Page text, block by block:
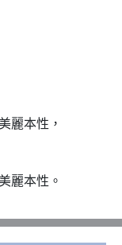
麗本性，
麗本性。